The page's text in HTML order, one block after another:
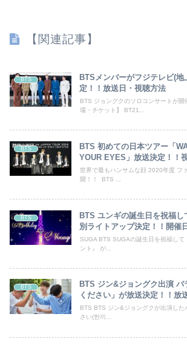
【関連記事】
BTS
BTSメンバーがフジテレビ(
定！！放送日・視聴方法
BTS ジョングクのソロコンサートが開
場・チケット】 BT21...
BTS
BTS 初めての日本ツアー「
YOUR EYES」放送決定！！
世界で最もハンサムな顔 2020年度 フ
開！！ BTS ...
BTS
BTS ユンギの誕生日を祝福し
別ライトアップ決定！！開催
SUGA BTS SUGAの誕生日を祝福して
ント』 が...
BTS
BTS ジン&ジョングク出演 バ
ください」が放送決定！！放
BTS BTS ジン&ジョングクが出演し
さい(한끼...